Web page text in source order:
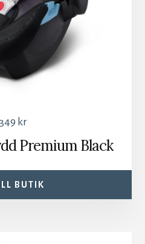
kr
Premium Black
BUTIK